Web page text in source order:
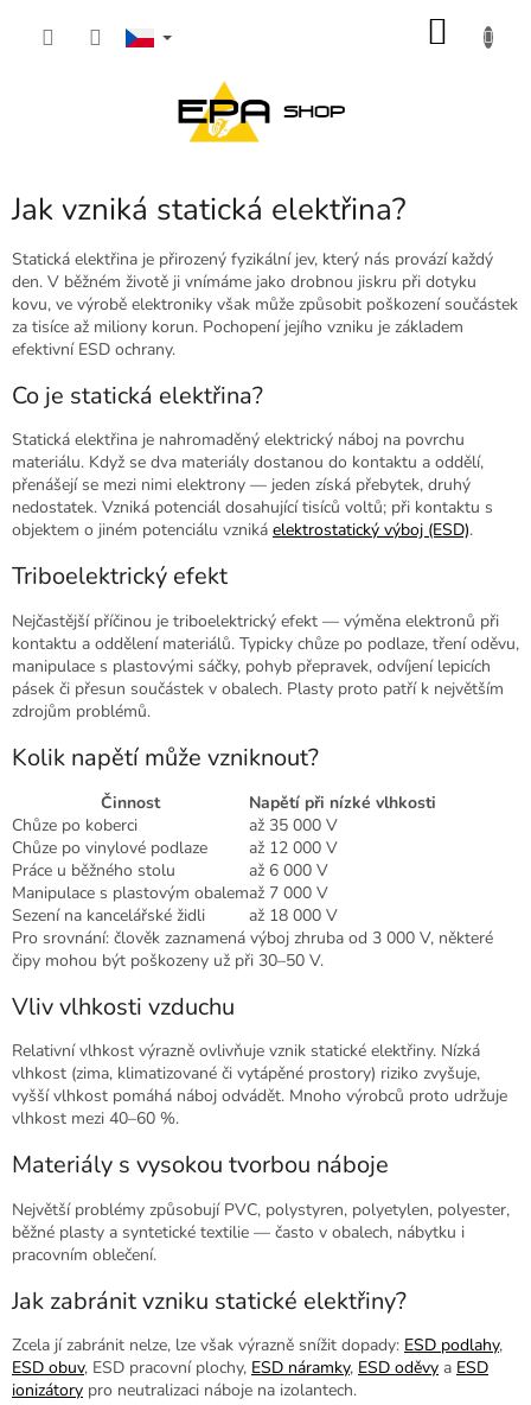
Jak vzniká statická elektřina?
Statická elektřina je přirozený fyzikální jev, který nás provází každý
den. V běžném životě ji vnímáme jako drobnou jiskru při dotyku
kovu, ve výrobě elektroniky však může způsobit poškození součástek
za tisíce až miliony korun. Pochopení jejího vzniku je základem
efektivní ESD ochrany.
Co je statická elektřina?
Statická elektřina je nahromaděný elektrický náboj na povrchu
materiálu. Když se dva materiály dostanou do kontaktu a oddělí,
přenášejí se mezi nimi elektrony — jeden získá přebytek, druhý
nedostatek. Vzniká potenciál dosahující tisíců voltů; při kontaktu s
objektem o jiném potenciálu vzniká elektrostatický výboj (ESD).
Triboelektrický efekt
Nejčastější příčinou je triboelektrický efekt — výměna elektronů při
kontaktu a oddělení materiálů. Typicky chůze po podlaze, tření oděvu,
manipulace s plastovými sáčky, pohyb přepravek, odvíjení lepicích
pásek či přesun součástek v obalech. Plasty proto patří k největším
zdrojům problémů.
Kolik napětí může vzniknout?
Činnost
Napětí při nízké vlhkosti
Chůze po koberci
až 35 000 V
Chůze po vinylové podlaze
až 12 000 V
Práce u běžného stolu
až 6 000 V
Manipulace s plastovým obalemaž 7 000 V
Sezení na kancelářské židli
až 18 000 V
Pro srovnání: člověk zaznamená výboj zhruba od 3 000 V, některé
čipy mohou být poškozeny už při 30–50 V.
Vliv vlhkosti vzduchu
Relativní vlhkost výrazně ovlivňuje vznik statické elektřiny. Nízká
vlhkost (zima, klimatizované či vytápěné prostory) riziko zvyšuje,
vyšší vlhkost pomáhá náboj odvádět. Mnoho výrobců proto udržuje
vlhkost mezi 40–60 %.
Materiály s vysokou tvorbou náboje
Největší problémy způsobují PVC, polystyren, polyetylen, polyester,
běžné plasty a syntetické textilie — často v obalech, nábytku i
pracovním oblečení.
Jak zabránit vzniku statické elektřiny?
Zcela jí zabránit nelze, lze však výrazně snížit dopady: ESD podlahy,
ESD obuv, ESD pracovní plochy, ESD náramky, ESD oděvy a ESD
ionizátory pro neutralizaci náboje na izolantech.